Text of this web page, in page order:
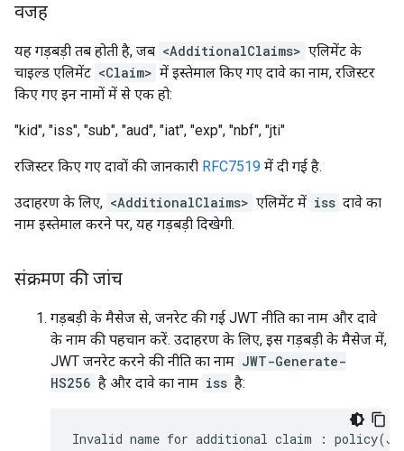
वजह
यह गड़बड़ी तब होती है, जब <AdditionalClaims> एलिमेंट के
चाइल्ड एलिमेंट <Claim> में इस्तेमाल किए गए दावे का नाम, रजिस्टर
किए गए इन नामों में से एक हो:
"kid", "iss", "sub", "aud", "iat", "exp", "nbf", "jti"
रजिस्टर किए गए दावों की जानकारी RFC7519 में दी गई है.
उदाहरण के लिए, <AdditionalClaims> एलिमेंट में iss दावे का
नाम इस्तेमाल करने पर, यह गड़बड़ी दिखेगी.
संक्रमण की जांच
गड़बड़ी के मैसेज से, जनरेट की गई JWT नीति का नाम और दावे
के नाम की पहचान करें. उदाहरण के लिए, इस गड़बड़ी के मैसेज में,
JWT जनरेट करने की नीति का नाम JWT-Generate-
HS256 है और दावे का नाम iss है: